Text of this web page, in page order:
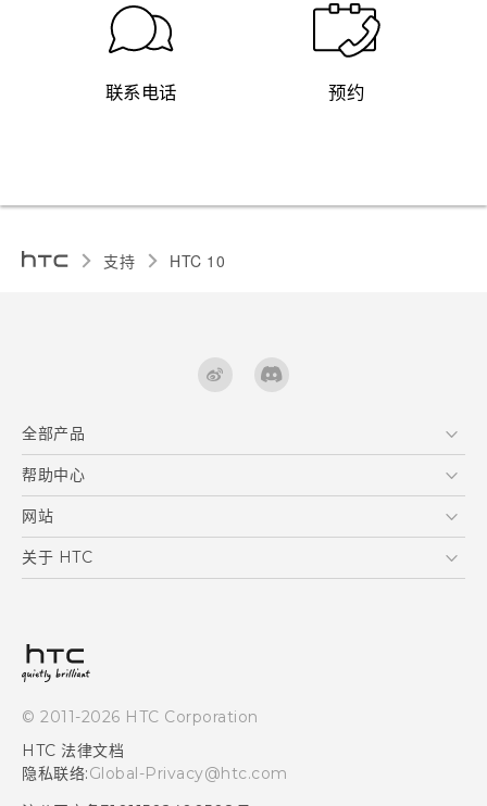
联系电话 预约
支持 HTC 10‎
用户指南
全部产品
区块链智能手机
VIVE
帮助中心
在线客服
支援与服务
产品保固说明
网站
HTC Dev
关于 HTC
投资人
产品安全
加入HTC
© 2011-2026 HTC Corporation
HTC 法律文档
隐私联络:Global-Privacy@htc.com